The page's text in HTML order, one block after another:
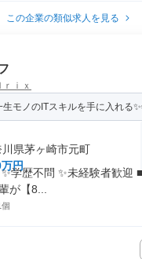
この企業の類似求人を見る
ｉｘ
モノのITスキルを手に入れる
県茅ヶ崎市元町
円
学歴不問 ✨未経験者歓迎
が【8...